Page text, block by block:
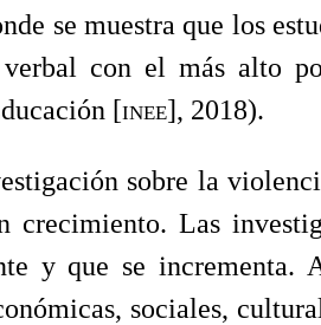
se muestra que los
con el más alto
[inee], 2018).
sobre la
Las
y que se incrementa.
sociales,